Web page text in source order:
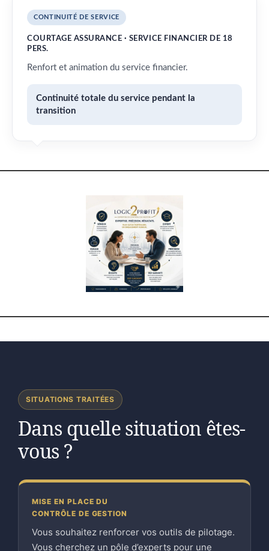
CONTINUITÉ DE SERVICE
COURTAGE ASSURANCE · SERVICE FINANCIER DE 18
PERS.
Renfort et animation du service financier.
Continuité totale du service pendant la
transition
SITUATIONS TRAITÉES
Dans quelle situation êtes-
vous ?
MISE EN PLACE DU
CONTRÔLE DE GESTION
Vous souhaitez renforcer vos outils de pilotage.
Vous cherchez un pôle d’experts pour une